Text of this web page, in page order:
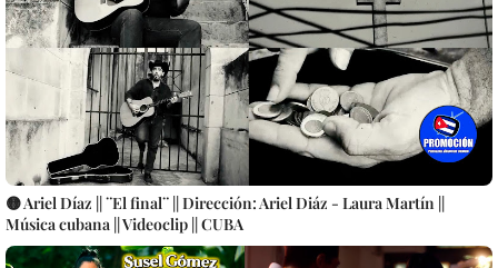
🟡 Ariel Díaz || ¨El final¨ || Dirección: Ariel Diáz - Laura Martín ||
Música cubana || Videoclip || CUBA